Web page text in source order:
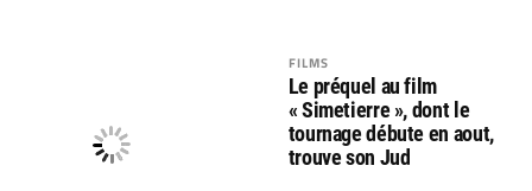
FILMS
Le préquel au film
« Simetierre », dont le
tournage débute en aout,
trouve son Jud